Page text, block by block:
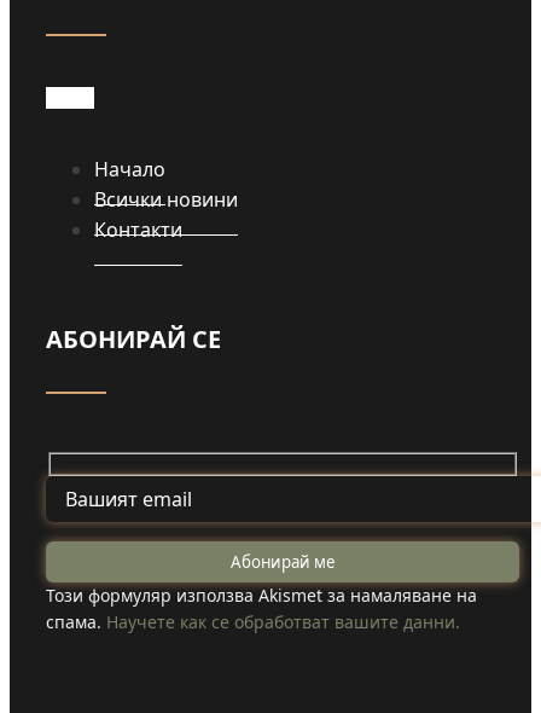
Начало
Всички новини
Контакти
АБОНИРАЙ СЕ
Този формуляр използва Akismet за намаляване на
спама. Научете как се обработват вашите данни.